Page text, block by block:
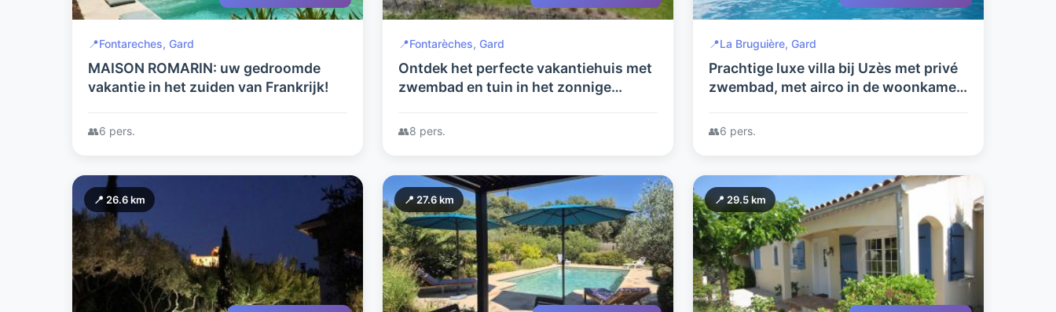
📍Fontareches, Gard
MAISON ROMARIN: uw gedroomde
vakantie in het zuiden van Frankrijk!
👥6 pers.
📍Fontarèches, Gard
Ontdek het perfecte vakantiehuis met
zwembad en tuin in het zonnige
👥8 pers.
📍La Bruguière, Gard
Prachtige luxe villa bij Uzès met privé
zwembad, met airco in de woonkamer
👥6 pers.
📍 26.6 km 📍 27.6 km 📍 29.5 km